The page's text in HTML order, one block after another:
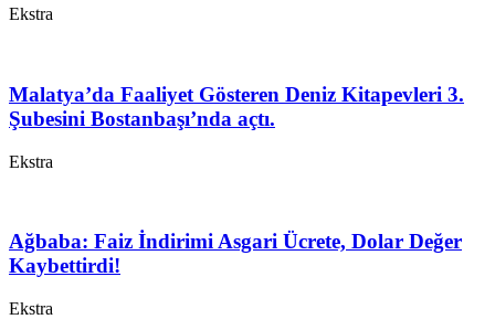
Ekstra
Malatya’da Faaliyet Gösteren Deniz Kitapevleri 3.
Şubesini Bostanbaşı’nda açtı.
Ekstra
Ağbaba: Faiz İndirimi Asgari Ücrete, Dolar Değer
Kaybettirdi!
Ekstra